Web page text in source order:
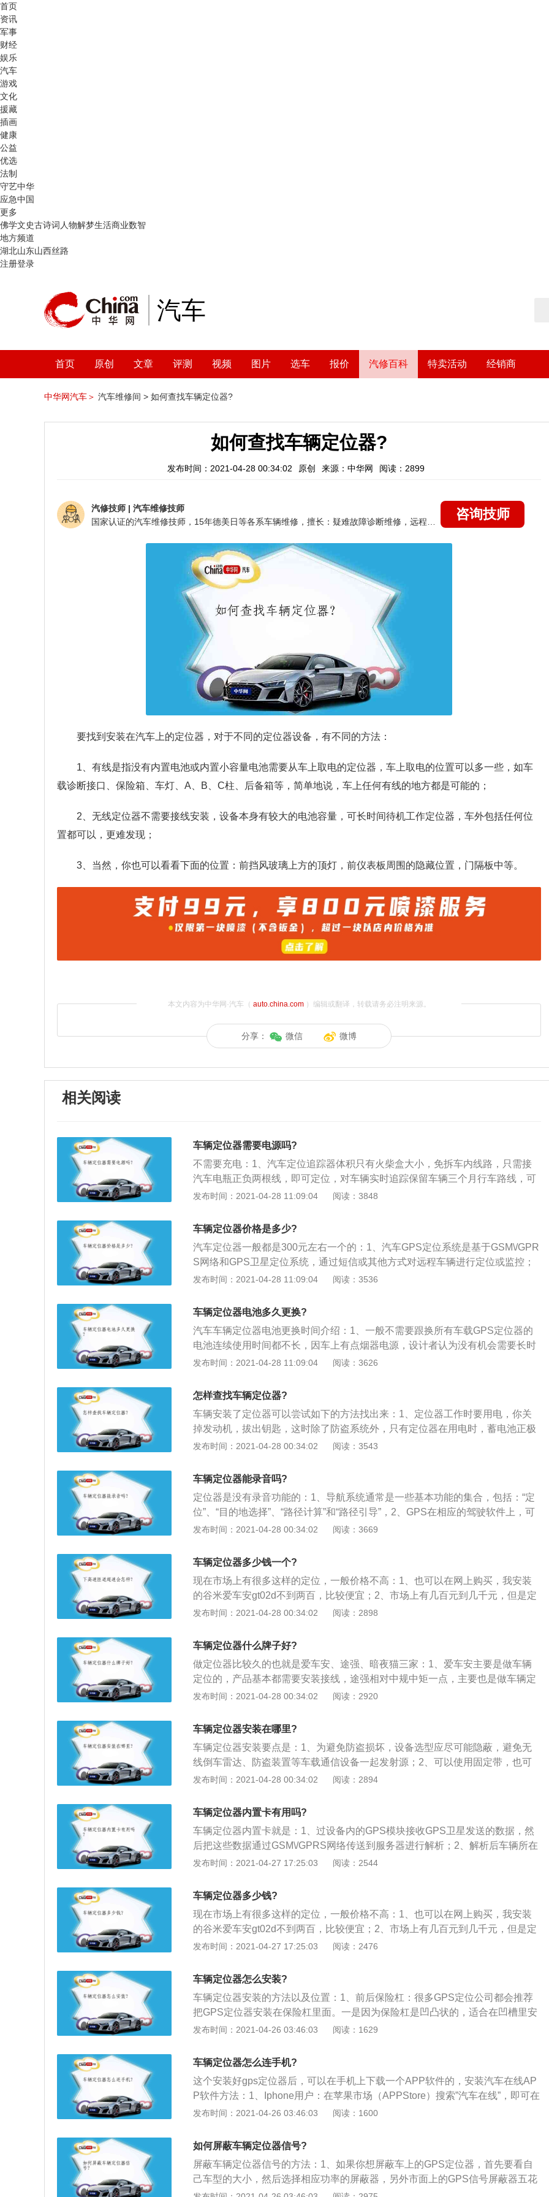
首页
资讯
军事
财经
娱乐
汽车
游戏
文化
援藏
插画
健康
公益
优选
法制
守艺中华
应急中国
更多
佛学文史古诗词 人物解梦生活商业数智
地方频道
湖北山东山西丝路
注册登录
汽车
首页 原创 文章 评测 视频 图片 选车 报价 汽修百科 特卖活动 经销商
中华网汽车＞ 汽车维修间 > 如何查找车辆定位器?
如何查找车辆定位器?
发布时间：2021-04-28 00:34:02 原创 来源：中华网 阅读：2899
汽修技师 | 汽车维修技师
咨询技师
要找到安装在汽车上的定位器，对于不同的定位器设备，有不同的方法：
1、有线是指没有内置电池或内置小容量电池需要从车上取电的定位器，车上取电的位置可以多一些，如车
载诊断接口、保险箱、车灯、A、B、C柱、后备箱等，简单地说，车上任何有线的地方都是可能的；
2、无线定位器不需要接线安装，设备本身有较大的电池容量，可长时间待机工作定位器，车外包括任何位
置都可以，更难发现；
3、当然，你也可以看看下面的位置：前挡风玻璃上方的顶灯，前仪表板周围的隐藏位置，门隔板中等。
本文内容为中华网·汽车（ auto.china.com）编辑或翻译，转载请务必注明来源。
分享： 微信 微博
相关阅读
车辆定位器需要电源吗?
不需要充电：1、汽车定位追踪器体积只有火柴盒大小，免拆车内线路，只需接
汽车电瓶正负两根线，即可定位，对车辆实时追踪保留车辆三个月行车路线，可
打印中文地址报表，可对车辆自动实时定位，可分时段定时定位跟踪备案车的循
车辆在被偷，被盗，被抢等紧急情况下，可用手机或电脑，查询车辆所在位置，
并实时跟踪定位车辆移动路线；3、汽车定位追踪器亦称汽车定位跟踪器，主要
是车载防盗GPS定位产品。汽车定位追踪器的功能一般包括短信定位、定时定
位、网络查询、远程监听和远程锁车等。
发布时间：2021-04-28 11:09:04 阅读：3848
车辆定位器价格是多少?
汽车定位器一般都是300元左右一个的：1、汽车GPS定位系统是基于GSM\/GPR
S网络和GPS卫星定位系统，通过短信或其他方式对远程车辆进行定位或监控；
2、具有里程统计、ACC检测功能、断电报警功能，其中主要用途就是定位监控
的导航产品，也就是汽车里用的车载或便携的GPS导航仪。
发布时间：2021-04-28 11:09:04 阅读：3536
车辆定位器电池多久更换?
汽车车辆定位器电池更换时间介绍：1、一般不需要跟换所有车载GPS定位器的
电池连续使用时间都不长，因车上有点烟器电源，设计者认为没有机会需要长时
间用电池待机；2、电池只做备用，不插电源连续使用一般只有几个小时，型号
动电流很大，有冲击烧毁车充保险丝的风险，最好在汽车启动的时候，不要在点
烟器上插车充，启动后再连接。这是谷米爱车安的客服告诉我的，希望能帮到
你。
发布时间：2021-04-28 11:09:04 阅读：3626
怎样查找车辆定位器?
车辆安装了定位器可以尝试如下的方法找出来：1、定位器工作时要用电，你关
掉发动机，拔出钥匙，这时除了防盗系统外，只有定位器在用电时，蓄电池正极
外接的陌生电线就可以找出来了；2、定位器有一个发射器，也可以用高频无线
找到的；3、可以把车开进集装箱内，关上集装箱门，定位信号不能发出，然后
仔细检查，一定是可以找到的。
发布时间：2021-04-28 00:34:02 阅读：3543
车辆定位器能录音吗?
定位器是没有录音功能的：1、导航系统通常是一些基本功能的集合，包括：“定
位”、“目的地选择”、“路径计算”和“路径引导”，2、GPS在相应的驾驶软件上，可
以显示车辆的行驶路线和车辆位置等信息，不能实现录音，图像等功能；3、如
发布时间：2021-04-28 00:34:02 阅读：3669
车辆定位器多少钱一个?
现在市场上有很多这样的定位，一般价格不高：1、也可以在网上购买，我安装
的谷米爱车安gt02d不到两百，比较便宜；2、市场上有几百元到几千元，但是定
位精准质量怎么样就要看你怎么选择了；3、建议购买研发厂家生产的，后期有
发布时间：2021-04-28 00:34:02 阅读：2898
车辆定位器什么牌子好?
做定位器比较久的也就是爱车安、途强、暗夜猫三家：1、爱车安主要是做车辆
定位的，产品基本都需要安装接线，途强相对中规中矩一点，主要也是做车辆定
位的；2、相比之下暗夜猫的产品要多一些，有充电宝款的，还有带录音录像拍
吧，质量还不错，比较推荐。
发布时间：2021-04-28 00:34:02 阅读：2920
车辆定位器安装在哪里?
车辆定位器安装要点是：1、为避免防盗损坏，设备选型应尽可能隐蔽，避免无
线倒车雷达、防盗装置等车载通信设备一起发射源；2、可以使用固定带，也可
以用魔术贴，装置内置GSM天线和GPS天线，安装时应保证正面朝上（面向天
身，往往不会去找另一个。
发布时间：2021-04-28 00:34:02 阅读：2894
车辆定位器内置卡有用吗?
车辆定位器内置卡就是：1、过设备内的GPS模块接收GPS卫星发送的数据，然
后把这些数据通过GSM\/GPRS网络传送到服务器进行解析；2、解析后车辆所在
地理位置的经纬度、高度、速度、时间等信息就出来了，我们就能在手机或者电
发布时间：2021-04-27 17:25:03 阅读：2544
车辆定位器多少钱?
现在市场上有很多这样的定位，一般价格不高：1、也可以在网上购买，我安装
的谷米爱车安gt02d不到两百，比较便宜；2、市场上有几百元到几千元，但是定
位精准质量怎么样就要看你怎么选择了；3、建议购买研发厂家生产的，后期有
发布时间：2021-04-27 17:25:03 阅读：2476
车辆定位器怎么安装?
车辆定位器安装的方法以及位置：1、前后保险杠：很多GPS定位公司都会推荐
把GPS定位器安装在保险杠里面。一是因为保险杠是凹凸状的，适合在凹槽里安
装定位器；二是因为无线GPS定位器一吸在保险杠内，是很难被人看到的，所以
装的位置就有很多。有的司机也会在后备箱内铺上一层毯子，这些毯子完全足够
挡住GPS定位器不被人发现了，并且，后备箱内的卫星信号也是比较畅通的，不
会影响定位效果。后备箱附近的尾灯旁也是一个不错的安装点；3、备胎里：很
多人都不会想到备胎里竟然还会藏着一个GPS定位器，所以可见这个位置目前来
说还是足够安全的。不过要提醒车友的是：这个备胎最好是挂在车尾的备胎，而
车载定位器信号造成非常大的影响。
发布时间：2021-04-26 03:46:03 阅读：1629
车辆定位器怎么连手机?
这个安装好gps定位器后，可以在手机上下载一个APP软件的，安装汽车在线AP
P软件方法：1、Iphone用户：在苹果市场（APPStore）搜索”汽车在线”，即可在
线下载使用谷米汽车在线APP客户端；2、安卓系统用户：在安智市场、腾讯应
索”汽车在线”即可使用谷米汽车在线APP客户端；3、汽车跟踪器是通过跟踪器主
机接收太空的GPS信号，将GPS信号分析后计算出自己的大地坐标，再通过GSM
\/CDMA等无线网络将自己的位置报告的监控中心的一种定位设备；4、GPS\/GS
M\/GPRS汽车定位器，插中国移动卡，信号相对比较强，定位的时候接收GPS信
发布时间：2021-04-26 03:46:03 阅读：1600
如何屏蔽车辆定位器信号?
屏蔽车辆定位器信号的方法：1、如果你想屏蔽车上的GPS定位器，首先要看自
己车型的大小，然后选择相应功率的屏蔽器，另外市面上的GPS信号屏蔽器五花
八门，种类特别多，价格从一两百到上千元不等，所以你怎么去区分它，如何选